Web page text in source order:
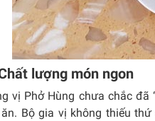
lượng món ngon
vị Phở Hùng chưa chắc đã
Bộ gia vị không thiếu